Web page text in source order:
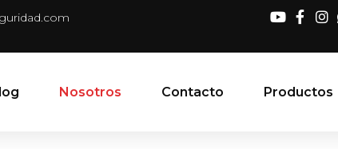
Nosotros Contacto Productos